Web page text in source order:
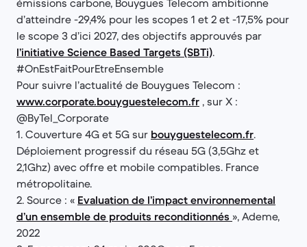
émissions carbone, Bouygues Telecom ambitionne
d’atteindre -29,4% pour les scopes 1 et 2 et -17,5% pour
le scope 3 d’ici 2027, des objectifs approuvés par
l’initiative Science Based Targets (SBTi).
#OnEstFaitPourEtreEnsemble
Pour suivre l’actualité de Bouygues Telecom :
www.corporate.bouyguestelecom.fr , sur X :
@ByTel_Corporate
1. Couverture 4G et 5G sur bouyguestelecom.fr.
Déploiement progressif du réseau 5G (3,5Ghz et
2,1Ghz) avec offre et mobile compatibles. France
métropolitaine.
2. Source : « Evaluation de l’impact environnemental
d’un ensemble de produits reconditionnés », Ademe,
2022